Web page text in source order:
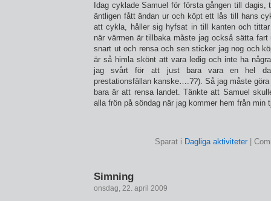
Idag cyklade Samuel för första gången till dagis,
äntligen fått ändan ur och köpt ett lås till hans
att cykla, håller sig hyfsat in till kanten och
när värmen är tillbaka måste jag också sätta fart
snart ut och rensa och sen sticker jag nog och
är så himla skönt att vara ledig och inte ha
jag svårt för att just bara vara en hel
prestationsfällan kanske….??). Så jag måste
bara är att rensa landet. Tänkte att Samuel
alla frön på söndag när jag kommer hem från min
Sparat i Dagliga aktiviteter|
Simning
onsdag, 22. april 2009